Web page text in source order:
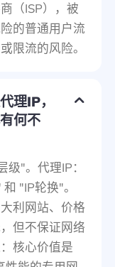
（ISP），被
的普通用户流
限流的风险。
理IP，
何不
"。代理IP：
"IP轮换"。
利网站、价格
但不保证网络
核心价值是